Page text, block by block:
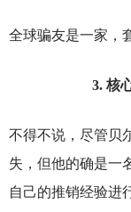
全球骗友是一家，
3. 核
不得不说，尽管贝
失，但他的确是一
自己的推销经验进